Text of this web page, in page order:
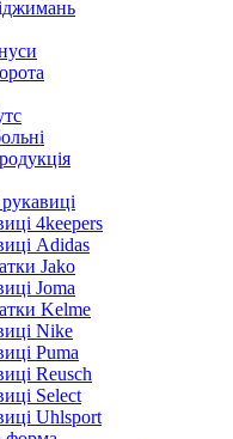
4keepers
Adidas
Jako
Joma
Kelme
Nike
Puma
Reusch
Select
Uhlsport